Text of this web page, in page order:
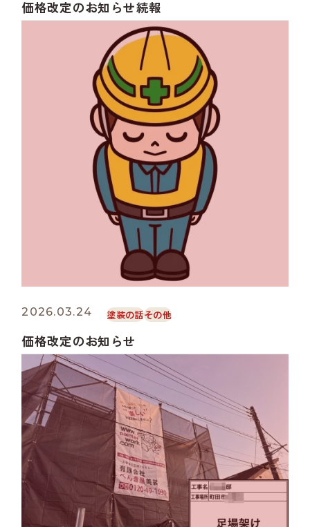
価格改定のお知らせ続報
2026.03.24 塗装の話その他
価格改定のお知らせ